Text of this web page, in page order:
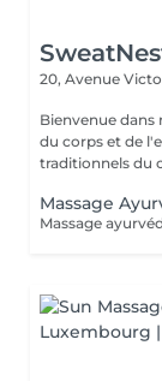
20, Avenue
Bienvenue
du corps et de
traditionnels du
Massage